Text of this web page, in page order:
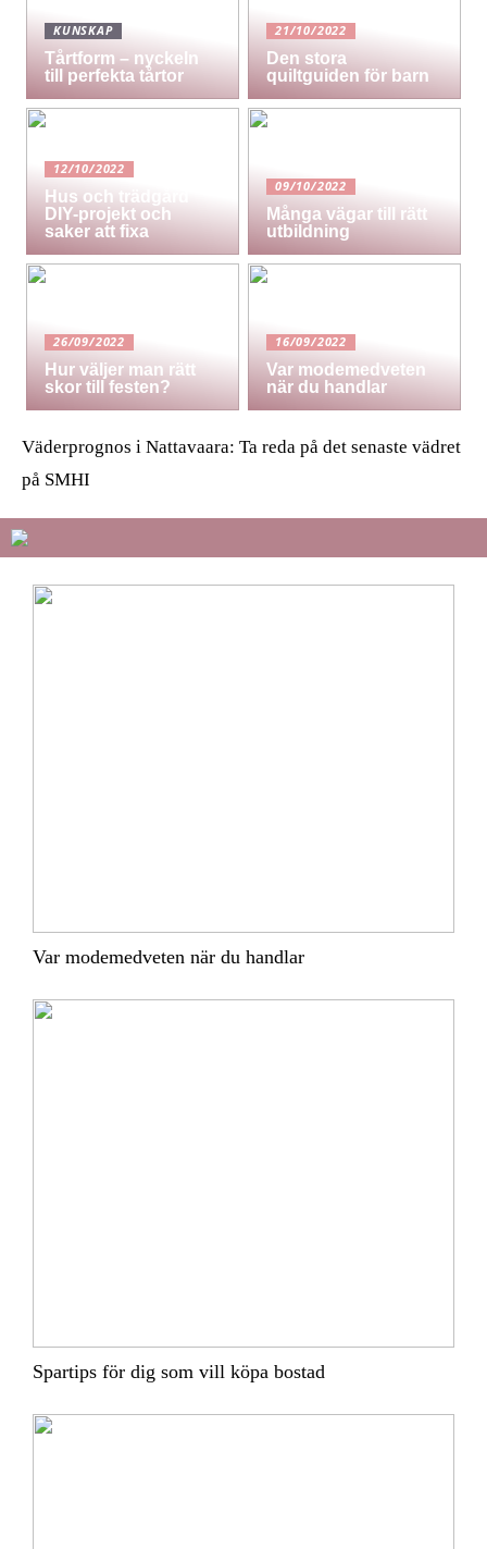
KUNSKAP
Tårtform – nyckeln
till perfekta tårtor
21/10/2022
Den stora
quiltguiden för barn
12/10/2022
Hus och trädgård
DIY-projekt och
saker att fixa
09/10/2022
Många vägar till rätt
utbildning
26/09/2022
Hur väljer man rätt
skor till festen?
16/09/2022
Var modemedveten
när du handlar
Väderprognos i Nattavaara: Ta reda på det senaste vädret
på SMHI
Var modemedveten när du handlar
Spartips för dig som vill köpa bostad